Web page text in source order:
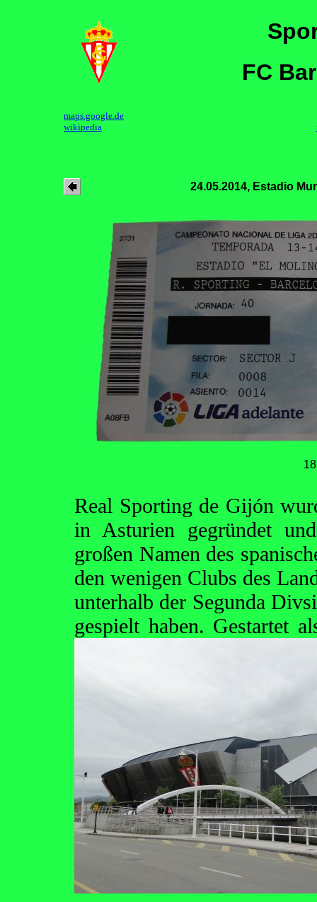
FC
maps.google.de
wikipedia
24.05.2014, Estadio
Real Sporting de Gijón
in Asturien gegründet
großen Namen des
den wenigen Clubs des
unterhalb der Segunda
gespielt haben. Gestartet